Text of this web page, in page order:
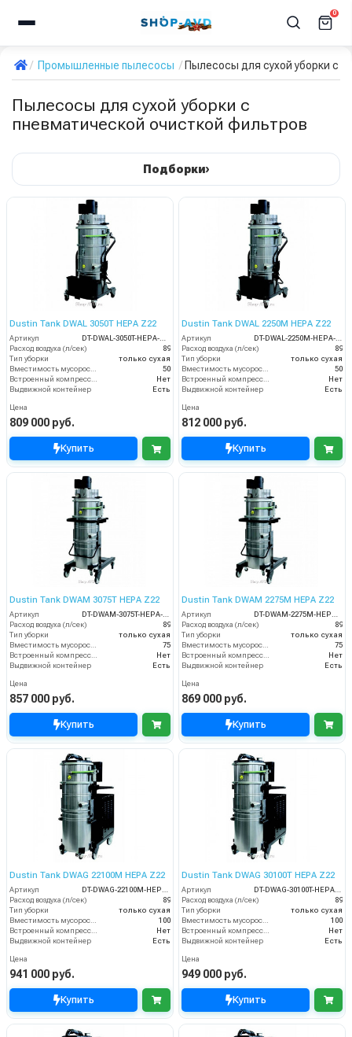
0
Промышленные пылесосы Пылесосы для сухой уборки с
Пылесосы для сухой уборки с
пневматической очисткой фильтров
Подборки›
Dustin Tank DWAL 3050T HEPA Z22
Артикул
DT-DWAL-3050T-HEPA-Z22
Расход воздуха (л/сек)
89
Тип уборки
только сухая
Вместимость мусоросборника (л)
50
Встроенный компрессор
Нет
Выдвижной контейнер
Есть
Цена
809 000 руб.
Купить
Dustin Tank DWAL 2250M HEPA Z22
Артикул
DT-DWAL-2250M-HEPA-Z22
Расход воздуха (л/сек)
89
Тип уборки
только сухая
Вместимость мусоросборника (л)
50
Встроенный компрессор
Нет
Выдвижной контейнер
Есть
Цена
812 000 руб.
Купить
Dustin Tank DWAM 3075T HEPA Z22
Артикул
Расход воздуха (л/сек)
89
Тип уборки
только сухая
75
Нет
Выдвижной контейнер
Есть
Цена
857 000 руб.
Купить
Dustin Tank DWAM 2275M HEPA Z22
Артикул
Расход воздуха (л/сек)
89
Тип уборки
только сухая
75
Нет
Выдвижной контейнер
Есть
Цена
869 000 руб.
Купить
Dustin Tank DWAG 22100M HEPA Z22
Артикул
Расход воздуха (л/сек)
89
Тип уборки
только сухая
100
Нет
Выдвижной контейнер
Есть
Цена
941 000 руб.
Купить
Dustin Tank DWAG 30100T HEPA Z22
Артикул
Расход воздуха (л/сек)
89
Тип уборки
только сухая
100
Нет
Выдвижной контейнер
Есть
Цена
949 000 руб.
Купить